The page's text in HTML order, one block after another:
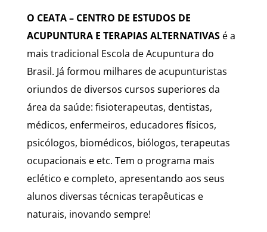
O CEATA – CENTRO DE ESTUDOS DE
ACUPUNTURA E TERAPIAS ALTERNATIVASé a
mais tradicional Escola de Acupuntura do
Brasil. Já formou milhares de acupunturistas
oriundos de diversos cursos superiores da
área da saúde: fisioterapeutas, dentistas,
médicos, enfermeiros, educadores físicos,
psicólogos, biomédicos, biólogos, terapeutas
ocupacionais e etc. Tem o programa mais
eclético e completo, apresentando aos seus
alunos diversas técnicas terapêuticas e
naturais, inovando sempre!